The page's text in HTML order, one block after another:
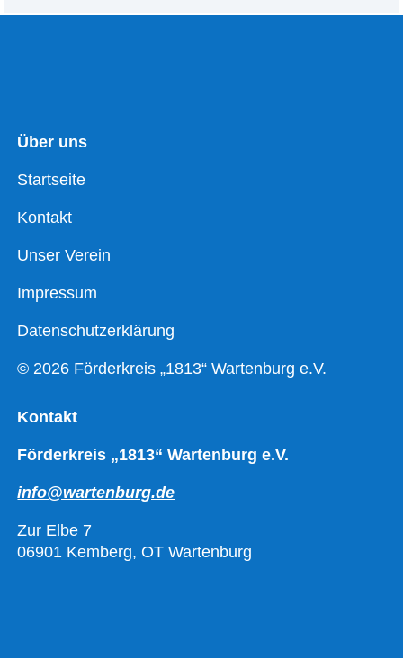
Über uns
Startseite
Kontakt
Unser Verein
Impressum
Datenschutzerklärung
© 2026 Förderkreis „1813“ Wartenburg e.V.
Kontakt
Förderkreis „1813“ Wartenburg e.V.
info@wartenburg.de
Zur Elbe 7
06901 Kemberg, OT Wartenburg